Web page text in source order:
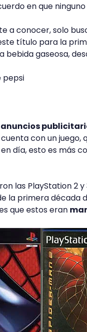
en que
a conocer, solo
título para la
bebida gaseosa,
anuncios
con un
en día, esto es más
las PlayStation 2
la primera década
que estos eran